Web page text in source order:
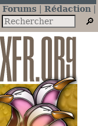
Forums
Rédaction